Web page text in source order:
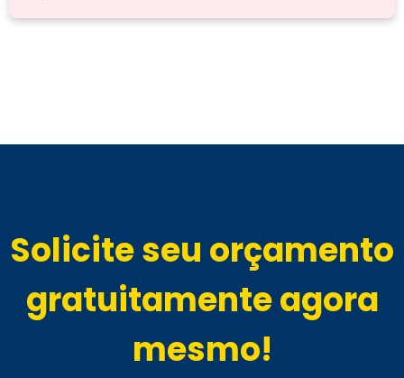
Solicite seu orçamento
gratuitamente agora
mesmo!